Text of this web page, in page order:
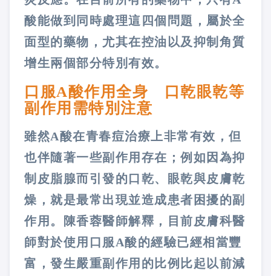
酸能做到同時處理這四個問題，屬於全
面型的藥物，尤其在控油以及抑制角質
增生兩個部分特別有效。
口服A酸作用全身 口乾眼乾等
副作用需特別注意
雖然A酸在青春痘治療上非常有效，但
也伴隨著一些副作用存在；例如因為抑
制皮脂腺而引發的口乾、眼乾與皮膚乾
燥，就是最常出現並造成患者困擾的副
作用。陳香蓉醫師解釋，目前皮膚科醫
師對於使用口服A酸的經驗已經相當豐
富，發生嚴重副作用的比例比起以前減